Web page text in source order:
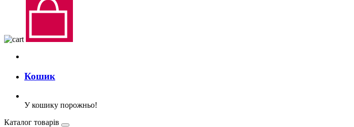
Кошик
У кошику порожньо!
Каталог товарів